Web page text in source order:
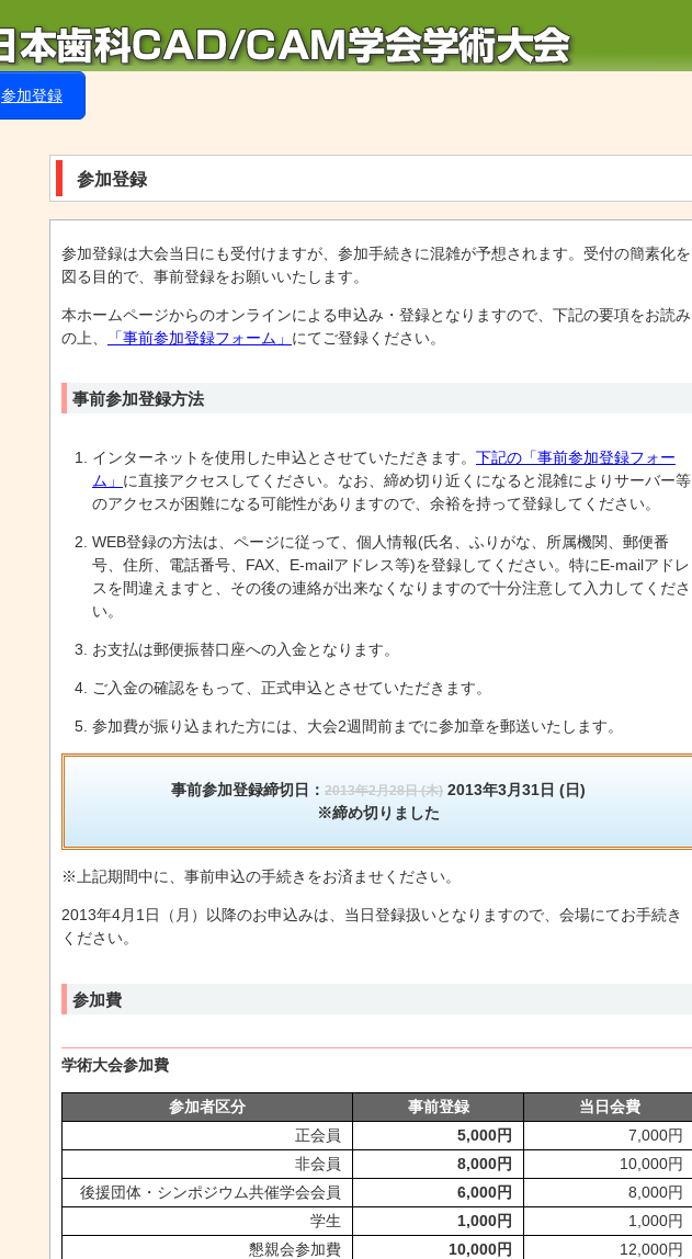
参加登録
参加登録
参加登録は大会当日にも受付けますが、参加手続きに混雑が予想されます。受付の簡素化を
図る目的で、事前登録をお願いいたします。
本ホームページからのオンラインによる申込み・登録となりますので、下記の要項をお読み
の上、
「事前参加登録フォーム」 にてご登録ください。
事前参加登録方法
インターネットを使用した申込とさせていただきます。 下記の「事前参加登録フォー
ム」 に直接アクセスしてください。なお、締め切り近くになると混雑によりサーバー等
のアクセスが困難になる可能性がありますので、余裕を持って登録してください。
WEB登録の方法は、ページに従って、個人情報(氏名、ふりがな、所属機関、郵便番
号、住所、電話番号、FAX、E-mailアドレス等)を登録してください。特にE-mailアドレ
スを間違えますと、その後の連絡が出来なくなりますので十分注意して入力してくださ
い。
お支払は郵便振替口座への入金となります。
ご入金の確認をもって、正式申込とさせていただきます。
参加費が振り込まれた方には、大会2週間前までに参加章を郵送いたします。
事前参加登録締切日： 2013年2月28日 (木) 2013年3月31日 (日)
※締め切りました
※上記期間中に、事前申込の手続きをお済ませください。
2013年4月1日（月）以降のお申込みは、当日登録扱いとなりますので、会場にてお手続き
ください。
参加費
学術大会参加費
参加者区分 事前登録
当日会費
正会員
5,000円
7,000円
非会員
8,000円
10,000円
後援団体・シンポジウム共催学会会員
6,000円
8,000円
学生
1,000円
1,000円
懇親会参加費
10,000円 12,000円